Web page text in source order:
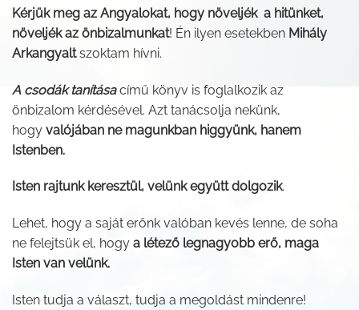
Kérjük meg az Angyalokat, hogy növeljék a hitünket,
növeljék az önbizalmunkat! Én ilyen esetekben Mihály
Arkangyaltszoktam hívni.
A csodák tanítása című könyv is foglalkozik az
önbizalom kérdésével. Azt tanácsolja nekünk,
hogy valójában ne magunkban higgyünk, hanem
Istenben.
Isten rajtunk keresztül, velünk együtt dolgozik.
Lehet, hogy a saját erőnk valóban kevés lenne, de soha
ne felejtsük el, hogy a létező legnagyobb erő, maga
Isten van velünk.
Isten tudja a választ, tudja a megoldást mindenre!